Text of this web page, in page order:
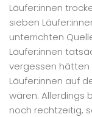
Läufer:innen
sieben
unterrichten
Läufer:innen
vergessen
Läufer:innen auf
wären. Allerdings
noch rechtzeitig,